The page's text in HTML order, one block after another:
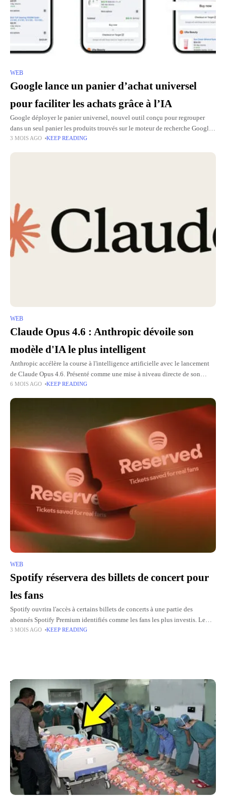
WEB
Google lance un panier d’achat universel
pour faciliter les achats grâce à l’IA
Google déployer le panier universel, nouvel outil conçu pour regrouper
dans un seul panier les produits trouvés sur le moteur de recherche Google,
Gemini, YouTube ou Gmail. L’idée est d’éviter
3 MOIS AGO KEEP READING
WEB
Claude Opus 4.6 : Anthropic dévoile son
modèle d'IA le plus intelligent
Anthropic accélère la course à l'intelligence artificielle avec le lancement
de Claude Opus 4.6. Présenté comme une mise à niveau directe de son
prédécesseur, ce nouveau modèle d’IA promet de
6 MOIS AGO KEEP READING
WEB
Spotify réservera des billets de concert pour
les fans
Spotify ouvrira l'accès à certains billets de concerts à une partie des
abonnés Spotify Premium identifiés comme les fans les plus investis. Le
programme réservé va commencer cet été, avec
3 MOIS AGO KEEP READING
Top Picks for You